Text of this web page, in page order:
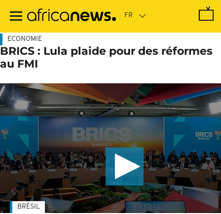
contenu
ECONOMIE
BRICS : Lula plaide pour des réformes
au FMI
BRÉSIL